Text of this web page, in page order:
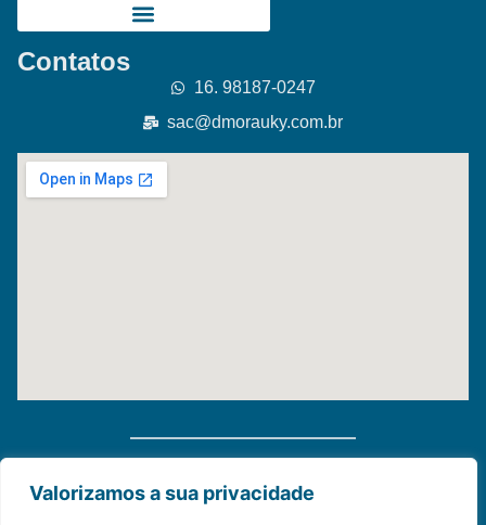
Valorizamos a sua privacidade
Contatos
16. 98187-0247
sac@dmorauky.com.br
Distribuidora Morauky 2025. Todos Os Direitos